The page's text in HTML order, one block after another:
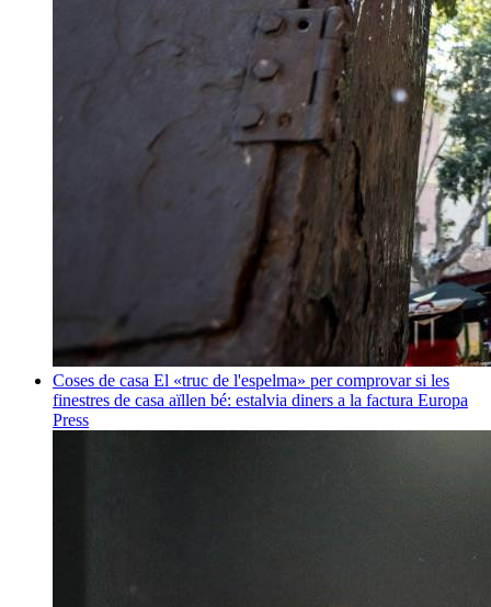
Coses de casa El «truc de l'espelma» per comprovar si les
finestres de casa aïllen bé: estalvia diners a la factura Europa
Press